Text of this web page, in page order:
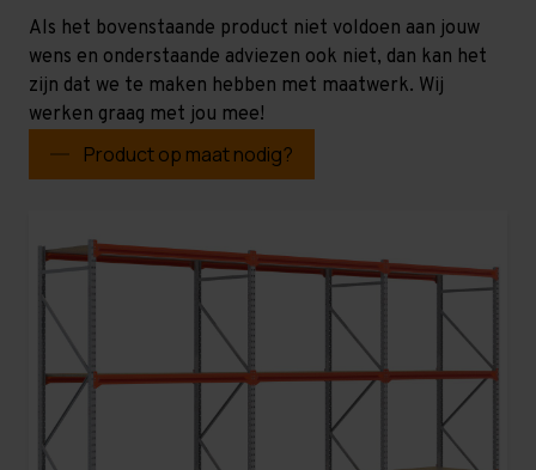
Als het bovenstaande product niet voldoen aan jouw
wens en onderstaande adviezen ook niet, dan kan het
zijn dat we te maken hebben met maatwerk. Wij
werken graag met jou mee!
Product op maat nodig?